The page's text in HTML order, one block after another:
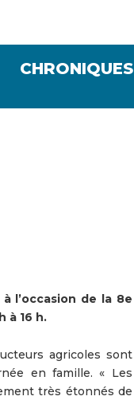
CHRONIQUES
l’occasion de la 8e
à 16 h.
agricoles sont
en famille. « Les
très étonnés de